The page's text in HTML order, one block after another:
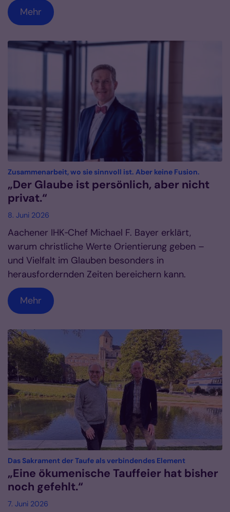
Mehr
Zusammenarbeit, wo sie sinnvoll ist. Aber keine Fusion.
„Der Glaube ist persönlich, aber nicht
privat.“
8. Juni 2026
Aachener IHK‑Chef Michael F. Bayer erklärt,
warum christliche Werte Orientierung geben –
und Vielfalt im Glauben besonders in
herausfordernden Zeiten bereichern kann.
Mehr
Das Sakrament der Taufe als verbindendes Element:
„Eine ökumenische Tauffeier hat bisher
noch gefehlt.“
7. Juni 2026